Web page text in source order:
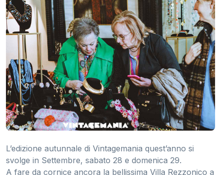
L’edizione autunnale di Vintagemania quest’anno si
svolge in Settembre, sabato 28 e domenica 29.
A fare da cornice ancora la bellissima Villa Rezzonico a